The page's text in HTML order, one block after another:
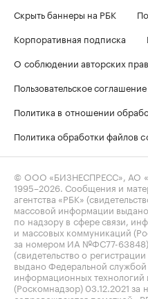
Скрыть баннеры на РБК
Корпоративная подписка
О соблюдении авторских прав
Пользовательское соглашение
Политика в отношении
Политика обработки файлов
© ООО «БИЗНЕСПРЕСС», АО
1995–2026 . Сообщения и
агентства «РБК»
массовой информации
по надзору в сфере связи,
и массовых коммуникаций
за номером ИА №ФС77-63848)
(свидетельство о
выдано Федеральной службой
информационных
(Роскомнадзор) 03.12.2021